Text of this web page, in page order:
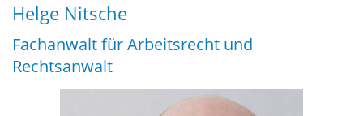
Helge Nitsche
Fachanwalt für Arbeitsrecht und
Rechtsanwalt